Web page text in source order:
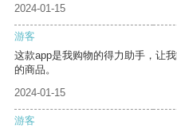
2024-01-15
游客
这款app是我购物的得力助手，让
的商品。
2024-01-15
游客